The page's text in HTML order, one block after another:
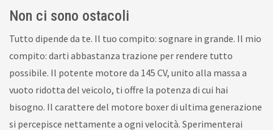
Non ci sono ostacoli
Tutto dipende da te. Il tuo compito: sognare in grande. Il mio
compito: darti abbastanza trazione per rendere tutto
possibile. Il potente motore da 145 CV, unito alla massa a
vuoto ridotta del veicolo, ti offre la potenza di cui hai
bisogno. Il carattere del motore boxer di ultima generazione
si percepisce nettamente a ogni velocità. Sperimenterai